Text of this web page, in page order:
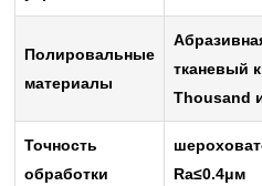
Полировальные
материалы
тканевый
Thousand
Точность
обработки
Ra≤0.4μм